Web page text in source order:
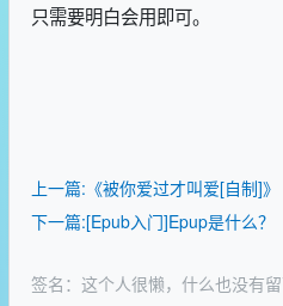
只需要明白会用即可。
上一篇:《被你爱过才叫爱[自制]》
下一篇:[Epub入门]Epup是什么？
签名：这个人很懒，什么也没有留